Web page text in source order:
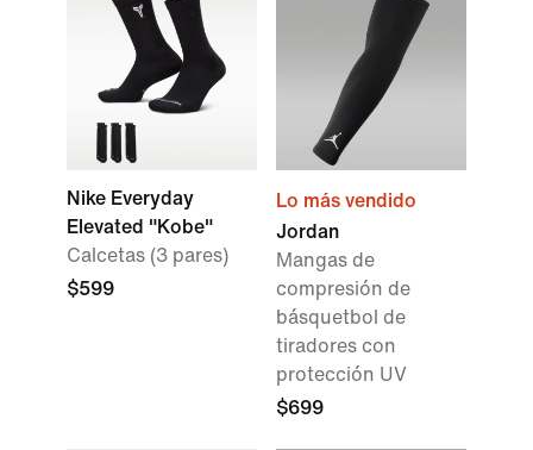
Nike Everyday
Elevated "Kobe"
Calcetas (3 pares)
$599
Lo más vendido
Jordan
Mangas de
compresión de
básquetbol de
tiradores con
protección UV
$699